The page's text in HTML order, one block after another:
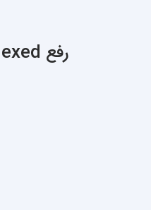
رفع Discovered - Currently Not Indexed در ۷ مرحله ساده!